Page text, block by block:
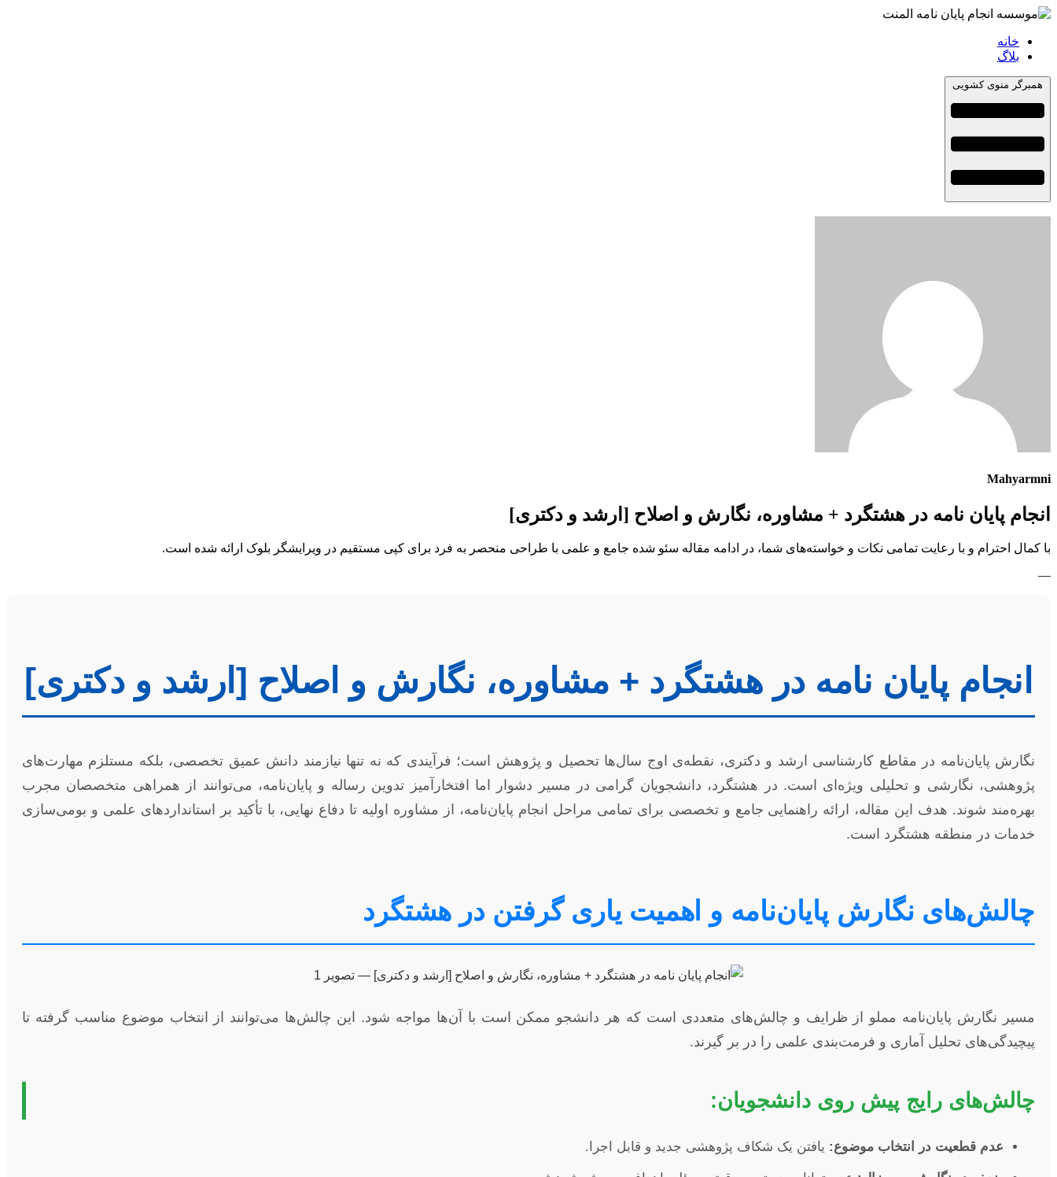
خانه
بلاگ
همبرگر منوی کشویی
Mahyarmni
انجام پایان نامه در هشتگرد + مشاوره، نگارش و اصلاح [ارشد و دکتری]
با کمال احترام و با رعایت تمامی نکات و خواسته‌های شما، در ادامه مقاله سئو شده جامع و علمی با طراحی منحصر به فرد برای کپی مستقیم در ویرایشگر بلوک ارائه شده است.
—
انجام پایان نامه در هشتگرد + مشاوره، نگارش و اصلاح [ارشد و دکتری]
نگارش پایان‌نامه در مقاطع کارشناسی ارشد و دکتری، نقطه‌ی اوج سال‌ها تحصیل و پژوهش است؛ فرآیندی که نه تنها نیازمند دانش عمیق تخصصی، بلکه مستلزم مهارت‌های
پژوهشی، نگارشی و تحلیلی ویژه‌ای است. در هشتگرد، دانشجویان گرامی در مسیر دشوار اما افتخارآمیز تدوین رساله و پایان‌نامه، می‌توانند از همراهی متخصصان مجرب
بهره‌مند شوند. هدف این مقاله، ارائه راهنمایی جامع و تخصصی برای تمامی مراحل انجام پایان‌نامه، از مشاوره اولیه تا دفاع نهایی، با تأکید بر استانداردهای علمی و بومی‌سازی
خدمات در منطقه هشتگرد است.
چالش‌های نگارش پایان‌نامه و اهمیت یاری گرفتن در هشتگرد
مسیر نگارش پایان‌نامه مملو از ظرایف و چالش‌های متعددی است که هر دانشجو ممکن است با آن‌ها مواجه شود. این چالش‌ها می‌توانند از انتخاب موضوع مناسب گرفته تا
پیچیدگی‌های تحلیل آماری و فرمت‌بندی علمی را در بر گیرند.
چالش‌های رایج پیش روی دانشجویان:
عدم قطعیت در انتخاب موضوع: یافتن یک شکاف پژوهشی جدید و قابل اجرا.